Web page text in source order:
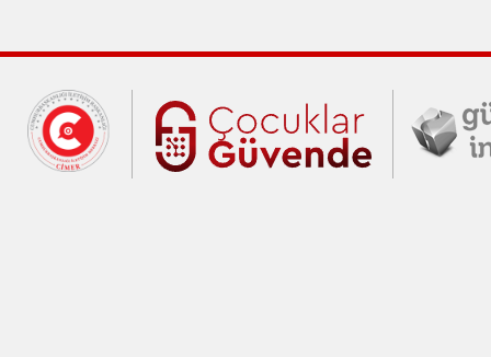
Cumhurbaşkanlığı İletişim Merkezi
Çocuklar